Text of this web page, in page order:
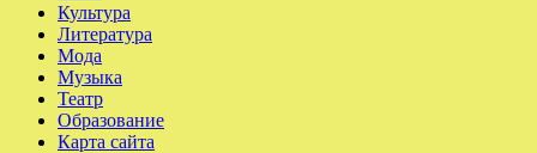
Культура
Литература
Мода
Музыка
Театр
Образование
Карта сайта